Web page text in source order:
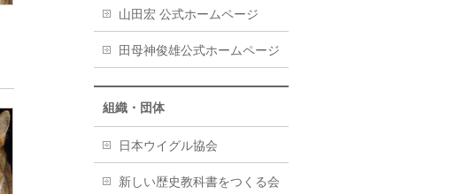
山田宏 公式ホームページ
田母神俊雄公式ホームページ
組織・団体
日本ウイグル協会
新しい歴史教科書をつくる会